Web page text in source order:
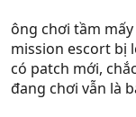
ông chơi tầm mấy
mission escort bị
có patch mới,
đang chơi vẫn là